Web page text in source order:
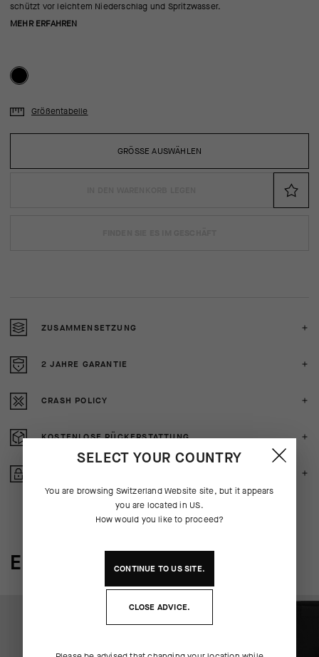
schützt vor leichtem Niederschlag und Spritzwasser.
MEHR ERFAHREN
GRÖSSE AUSWÄHLEN
Größentabelle
ZUSAMMENSETZUNG
2 JAHRE GARANTIE
CRASH POLICY
KOSTENLOSE RÜCKERSTATTUNG
ERGÄNZT DAS SYSTEM
SELECT YOUR COUNTRY
You are browsing Switzerland Website site, but it appears
you are located in US.
How would you like to proceed?
CONTINUE TOUSSITE.
CLOSE ADVICE.